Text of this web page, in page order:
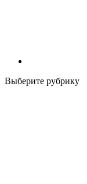
Выберите рубрику